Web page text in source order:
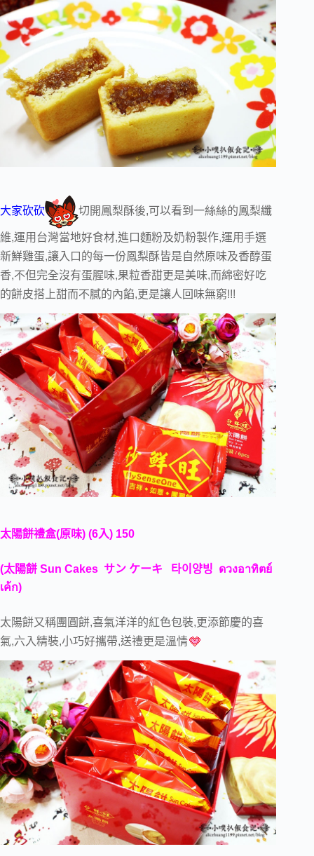
大家砍砍 切開鳳梨酥後,可以看到一絲絲的鳳梨纖
維,運用台灣當地好食材,進口麵粉及奶粉製作,運用手選
新鮮雞蛋,讓入口的每一份鳳梨酥皆是自然原味及香醇蛋
香,不但完全沒有蛋腥味,果粒香甜更是美味,而綿密好吃
的餅皮搭上甜而不膩的內餡,更是讓人回味無窮!!!
太陽餅禮盒(原味) (6入) 150
(太陽餅 Sun Cakes サン ケーキ 타이양빙 ดวงอาทิตย์
เค้ก)
太陽餅又稱團圓餅,喜氣洋洋的紅色包裝,更添節慶的喜
氣,六入精裝,小巧好攜帶,送禮更是溫情